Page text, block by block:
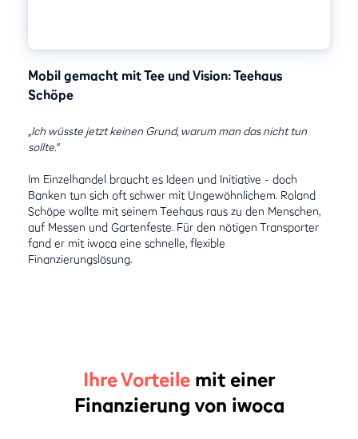
Mobil gemacht mit Tee und Vision: Teehaus
Schöpe
„Ich wüsste jetzt keinen Grund, warum man das nicht tun
sollte.“
Im Einzelhandel braucht es Ideen und Initiative - doch
Banken tun sich oft schwer mit Ungewöhnlichem. Roland
Schöpe wollte mit seinem Teehaus raus zu den Menschen,
auf Messen und Gartenfeste. Für den nötigen Transporter
fand er mit iwoca eine schnelle, flexible
Finanzierungslösung.
Ihre Vorteile mit einer
Finanzierung von iwoca